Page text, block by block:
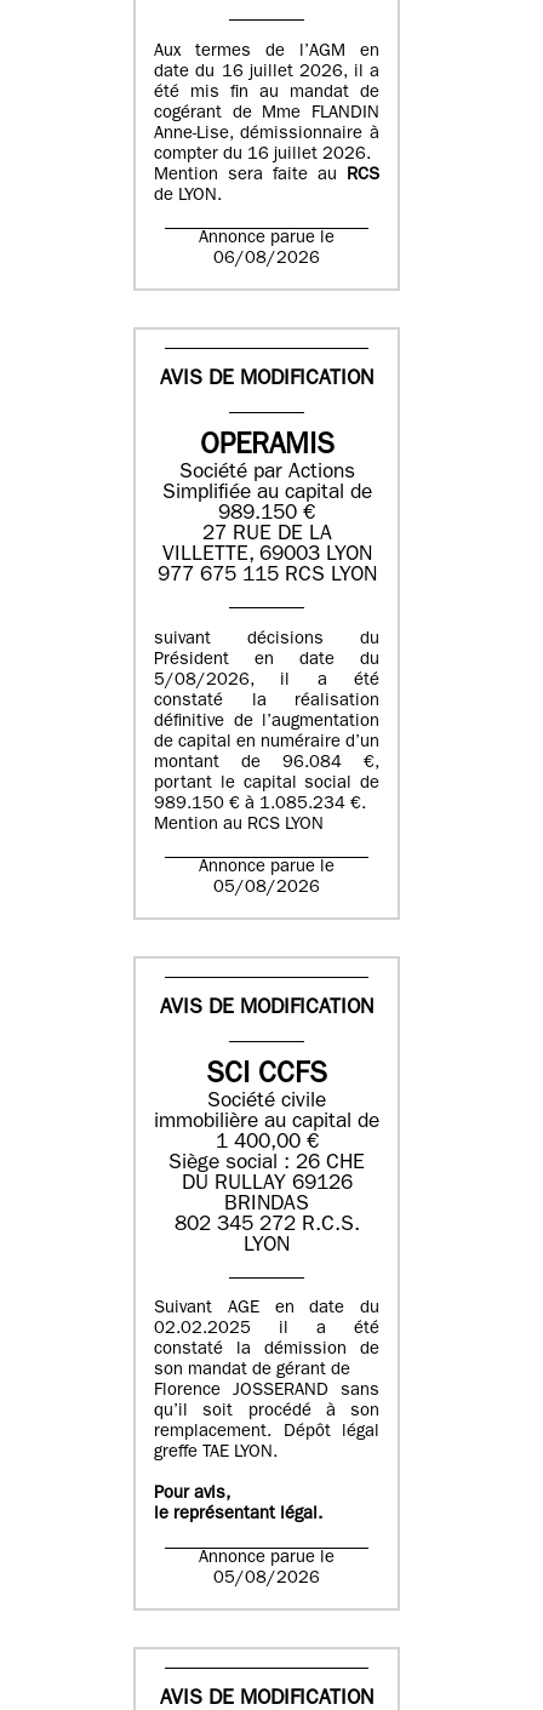
Aux termes de l’AGM en
date du 16 juillet 2026, il a
été mis fin au mandat de
cogérant de Mme FLANDIN
Anne-Lise, démissionnaire à
compter du 16 juillet 2026.
Mention sera faite au RCS
de LYON.
Annonce parue le
06/08/2026
AVIS DE MODIFICATION
OPERAMIS
Société par Actions
Simplifiée au capital de
989.150 €
27 RUE DE LA
VILLETTE, 69003 LYON
977 675 115 RCS LYON
suivant décisions du
Président en date du
5/08/2026, il a été
constaté la réalisation
définitive de l’augmentation
de capital en numéraire d’un
montant de 96.084 €,
portant le capital social de
989.150 € à 1.085.234 €.
Mention au RCS LYON
Annonce parue le
05/08/2026
AVIS DE MODIFICATION
SCI CCFS
Société civile
immobilière au capital de
1 400,00 €
Siège social : 26 CHE
DU RULLAY 69126
BRINDAS
802 345 272 R.C.S.
LYON
Suivant AGE en date du
02.02.2025 il a été
constaté la démission de
son mandat de gérant de
Florence JOSSERAND sans
qu’il soit procédé à son
remplacement. Dépôt légal
greffe TAE LYON.
Pour avis,
le représentant légal.
Annonce parue le
05/08/2026
AVIS DE MODIFICATION